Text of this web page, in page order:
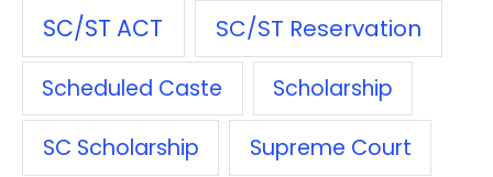
SC/ST ACT SC/ST Reservation
Scheduled Caste Scholarship
SC Scholarship Supreme Court